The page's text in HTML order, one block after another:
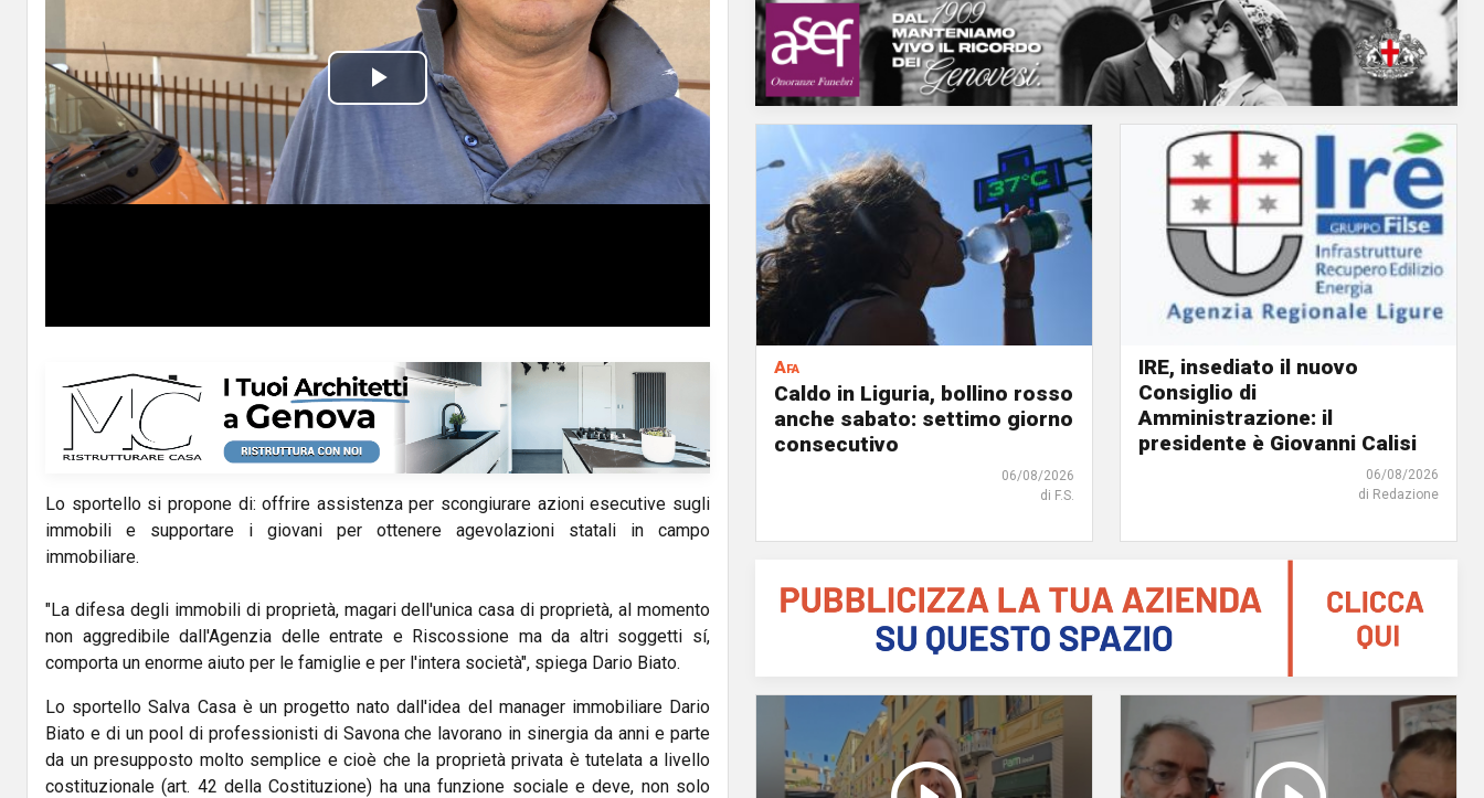
P
l
a
d
e
o
Lo sportello si propone di: offrire assistenza per scongiurare azioni esecutive sugli
immobili e supportare i giovani per ottenere agevolazioni statali in campo
immobiliare.
"La difesa degli immobili di proprietà, magari dell'unica casa di proprietà, al momento
non aggredibile dall'Agenzia delle entrate e Riscossione ma da altri soggetti sí,
comporta un enorme aiuto per le famiglie e per l'intera società", spiega Dario Biato.
Lo sportello Salva Casa è un progetto nato dall'idea del manager immobiliare Dario
Biato e di un pool di professionisti di Savona che lavorano in sinergia da anni e parte
da un presupposto molto semplice e cioè che la proprietà privata è tutelata a livello
costituzionale (art. 42 della Costituzione) ha una funzione sociale e deve, non solo
Afa
Caldo in Liguria, bollino rosso
anche sabato: settimo giorno
consecutivo
06/08/2026
di F.S.
IRE, insediato il nuovo
Consiglio di
Amministrazione: il
presidente è Giovanni Calisi
06/08/2026
di Redazione